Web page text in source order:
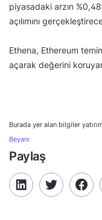
piyasadaki arzın
açılımını
Ethena, Ethereum
açarak değerini
Burada yer alan bilgiler
Beyanı
Paylaş